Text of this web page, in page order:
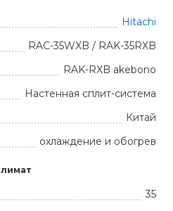
Hitachi
RAC-35WXB / RAK-35RXB
RAK-RXB akebono
Настенная сплит-система
Китай
охлаждение и обогрев
35